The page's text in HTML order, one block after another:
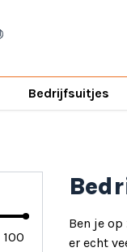
Bedrijfsuitjes
Ben je op
er echt